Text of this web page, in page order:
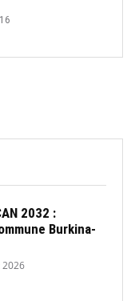
2032 :
Burkina-